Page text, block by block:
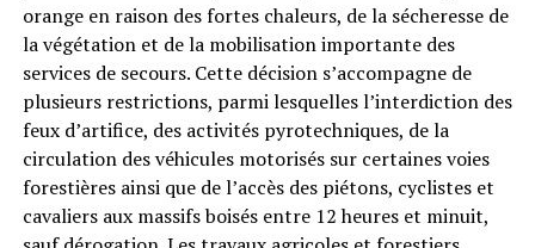
orange en raison des fortes chaleurs, de la sécheresse de
la végétation et de la mobilisation importante des
services de secours. Cette décision s’accompagne de
plusieurs restrictions, parmi lesquelles l’interdiction des
feux d’artifice, des activités pyrotechniques, de la
circulation des véhicules motorisés sur certaines voies
forestières ainsi que de l’accès des piétons, cyclistes et
cavaliers aux massifs boisés entre 12 heures et minuit,